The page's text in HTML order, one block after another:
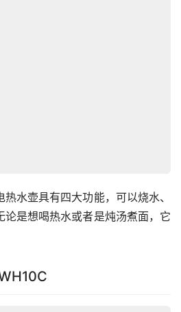
壶具有四大功能，可以烧水、
论是想喝热水或者是炖汤煮面，它